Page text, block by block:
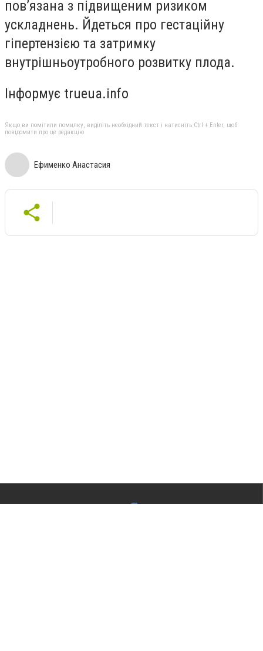
пов’язана з підвищеним ризиком
ускладнень. Йдеться про гестаційну
гіпертензією та затримку
внутрішньоутробного розвитку плода.
Інформує trueua.info
Якщо ви помітили помилку, виділіть необхідний текст і натисніть Ctrl + Enter, щоб
повідомити про це редакцію
Ефименко Анастасия